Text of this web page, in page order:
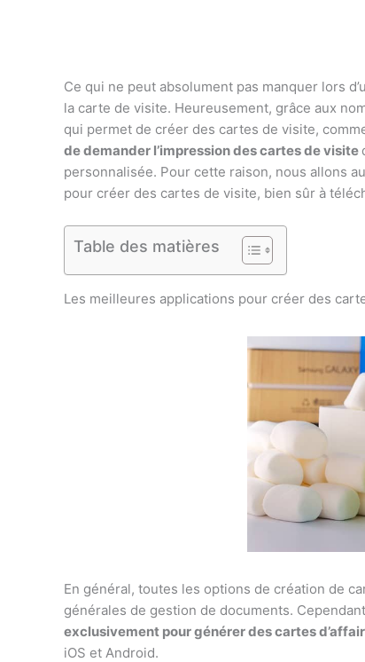
Ce qui ne peut absolument pas manquer lors
la carte de visite. Heureusement, grâce aux
qui permet de créer des cartes de visite,
de demander l’impression des cartes de visite
personnalisée. Pour cette raison, nous allons
pour créer des cartes de visite, bien sûr à
Table des matières
Les meilleures applications pour créer des
En général, toutes les options de création de
générales de gestion de documents.
exclusivement pour générer des cartes
iOS et Android.